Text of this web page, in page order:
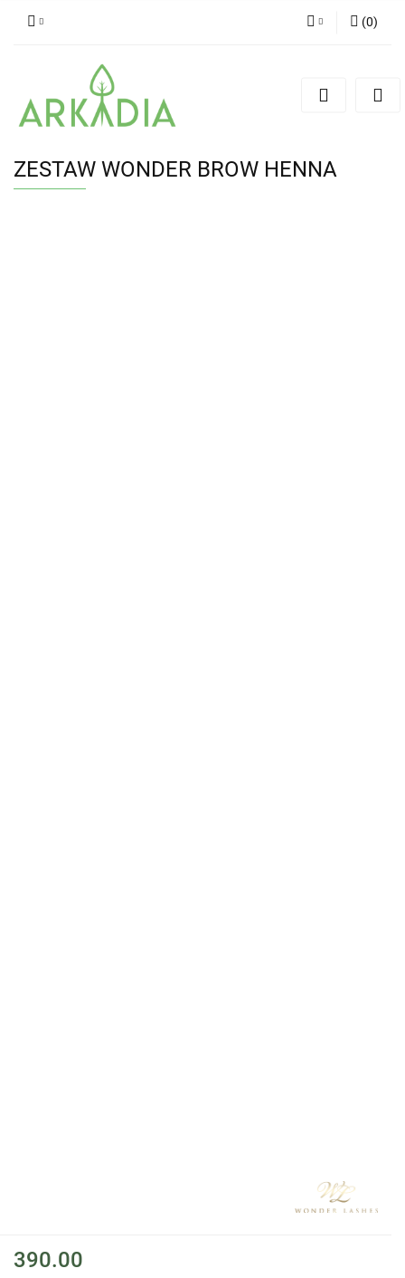
(0)
ZESTAW WONDER BROW HENNA
390.00